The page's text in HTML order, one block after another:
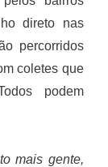
direto nas
percorridos
coletes que
podem
mais gente,